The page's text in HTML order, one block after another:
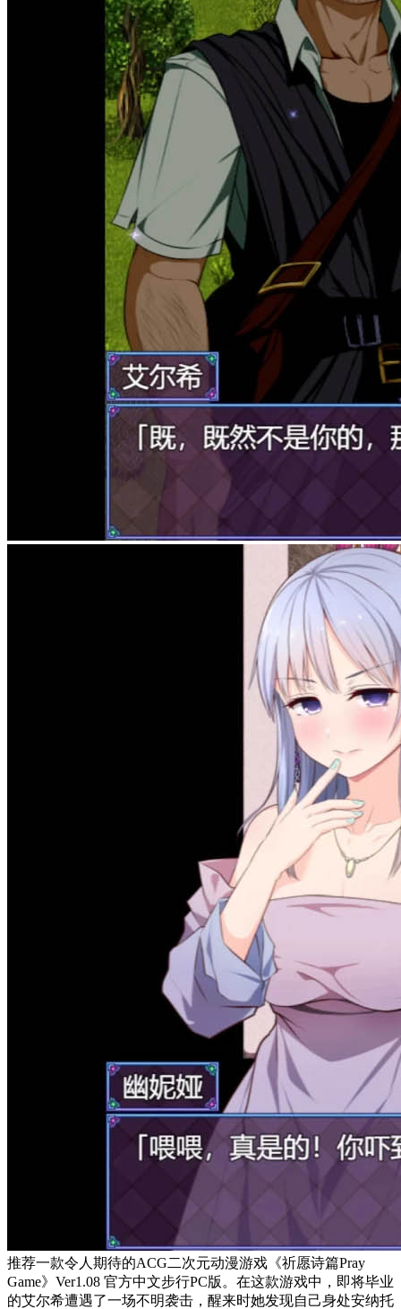
推荐一款令人期待的ACG二次元动漫游戏《祈愿诗篇Pray
Game》Ver1.08 官方中文步行PC版。在这款游戏中，即将毕业
的艾尔希遭遇了一场不明袭击，醒来时她发现自己身处安纳托